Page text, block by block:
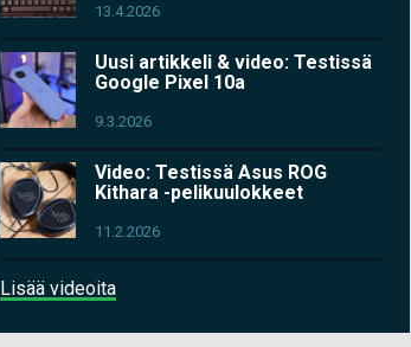
13.4.2026
Uusi artikkeli & video: Testissä
Google Pixel 10a
9.3.2026
Video: Testissä Asus ROG
Kithara -pelikuulokkeet
11.2.2026
Lisää videoita